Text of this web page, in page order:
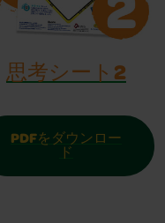
思考シート2
PDFをダウンロー
ド